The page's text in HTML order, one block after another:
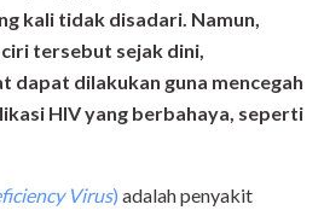
kali tidak disadari. Namun,
tersebut sejak dini,
dapat dilakukan guna mencegah
HIV yang berbahaya, seperti
Virus) adalah penyakit